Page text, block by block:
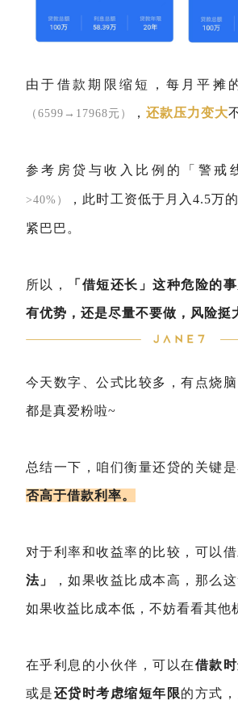
由于借款期限缩短，每月平摊
（6599→17968元） ， 还款压力变大
参考房贷与收入比例的「警戒
>40%） ，此时工资低于月入4.5万
紧巴巴。
所以， 「借短还长」这种危险的
有优势，还是尽量不要做，风险挺
今天数字、公式比较多，有点烧
都是真爱粉啦~
总结一下，咱们衡量还贷的关键
否高于借款利率。
对于利率和收益率的比较，可以借
法」 ，如果收益比成本高，那么
如果收益比成本低，不妨看看其他
在乎利息的小伙伴，可以在借款
或是还贷时考虑缩短年限的方式